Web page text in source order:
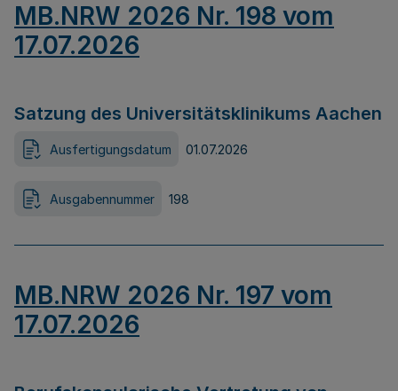
MB.NRW 2026 Nr. 198 vom
17.07.2026
Satzung des Universitätsklinikums Aachen
Ausfertigungsdatum 01.07.2026
Ausgabennummer 198
MB.NRW 2026 Nr. 197 vom
17.07.2026